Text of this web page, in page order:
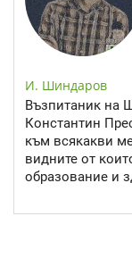
И. Шиндаров
Възпитаник на
Константин
към всякакви
видните от
образование и